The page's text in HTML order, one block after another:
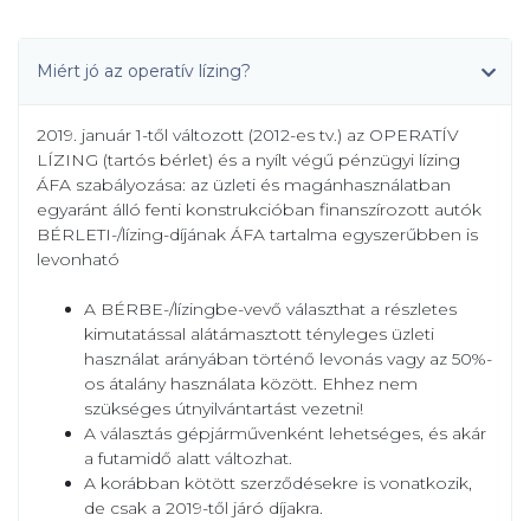
Miért jó az operatív lízing?
2019. január 1-től változott (2012-es tv.) az OPERATÍV
LÍZING (tartós bérlet) és a nyílt végű pénzügyi lízing
ÁFA szabályozása: az üzleti és magánhasználatban
egyaránt álló fenti konstrukcióban finanszírozott autók
BÉRLETI-/lízing-díjának ÁFA tartalma egyszerűbben is
levonható
A BÉRBE-/lízingbe-vevő választhat a részletes
kimutatással alátámasztott tényleges üzleti
használat arányában történő levonás vagy az 50%-
os átalány használata között. Ehhez nem
szükséges útnyilvántartást vezetni!
A választás gépjárművenként lehetséges, és akár
a futamidő alatt változhat.
A korábban kötött szerződésekre is vonatkozik,
de csak a 2019-től járó díjakra.